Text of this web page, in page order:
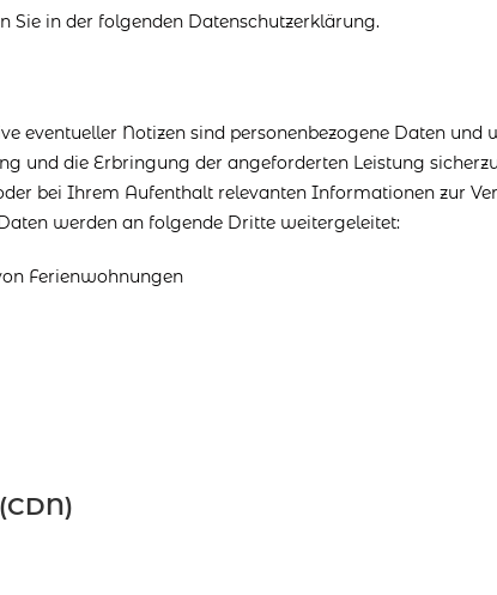
in der folgenden Datenschutzerklärung.
eventueller Notizen sind personenbezogene Daten und
und die Erbringung der angeforderten Leistung
bei Ihrem Aufenthalt relevanten Informationen zur
werden an folgende Dritte weitergeleitet:
Ferienwohnungen